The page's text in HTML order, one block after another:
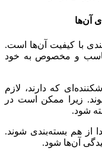
آن‌ها
با کیفیت آن‌ها است.
مناسب و مخصوص به خود
که دارند، لازم
زیرا ممکن است در
شود.
از هم بسته‌بندی شوند.
آن‌ها شود.